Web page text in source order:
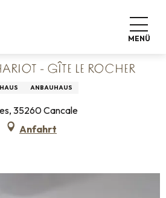
MENÜ
- GÎTE LE ROCHER
HAUS ANBAUHAUS
35260 Cancale
Anfahrt